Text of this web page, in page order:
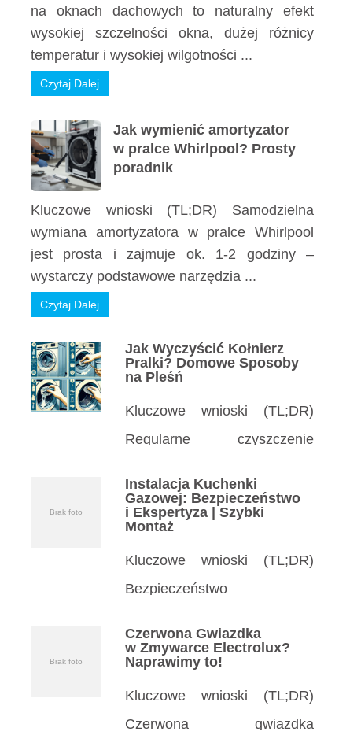
na oknach dachowych to naturalny efekt
wysokiej szczelności okna, dużej różnicy
temperatur i wysokiej wilgotności ...
Czytaj Dalej
Jak wymienić amortyzator
w pralce Whirlpool? Prosty
poradnik
Kluczowe wnioski (TL;DR) Samodzielna
wymiana amortyzatora w pralce Whirlpool
jest prosta i zajmuje ok. 1-2 godziny –
wystarczy podstawowe narzędzia ...
Czytaj Dalej
Jak Wyczyścić Kołnierz
Pralki? Domowe Sposoby
na Pleśń
Kluczowe wnioski (TL;DR)
Regularne czyszczenie
pleśni, zapachom
i uszkodzeniom uszczelki –
czyść co miesiąc. Proste
środki domowe jak ocet, soda
skutecznie usuwają brud
i szlam z gumowego kołnierza
w pralce. […]
Brak foto
Instalacja Kuchenki
Gazowej: Bezpieczeństwo
i Ekspertyza | Szybki
Montaż
Kluczowe wnioski (TL;DR)
Bezpieczeństwo
Instalacja kuchenki gazowej
wymaga specjalisty
z certyfikatami, by uniknąć
wycieków gazu i eksplozji.
Brak foto
Czerwona Gwiazdka
w Zmywarce Electrolux?
Naprawimy to!
Kluczowe wnioski (TL;DR)
Czerwona gwiazdka